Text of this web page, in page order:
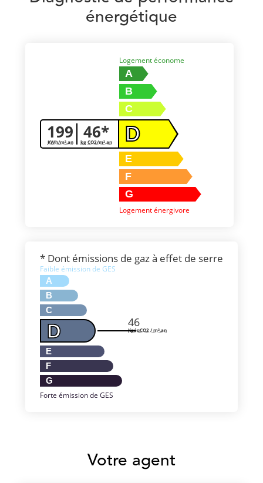
énergétique
199
KWh/m².an 46*
kg CO2/m².an
Logement économe
A
B
C
D
E
F
G
Logement énergivore
* Dont émissions de gaz à effet de serre
Faible émission de GES
A
B
C
D
E
F
G
Forte émission de GES
46
KgéqCO2 / m².an
Votre agent